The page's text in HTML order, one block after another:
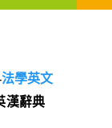
法學英文
漢辭典